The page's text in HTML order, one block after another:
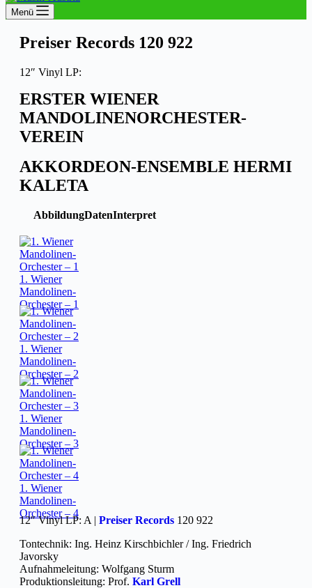
Menü
Preiser Records 120 922
12″ Vinyl LP:
ERSTER WIENER
MANDOLINENORCHESTER-
VEREIN
AKKORDEON-ENSEMBLE HERMI
KALETA
AbbildungDatenInterpret
1. Wiener
Mandolinen-
Orchester – 1
1. Wiener
Mandolinen-
Orchester – 2
1. Wiener
Mandolinen-
Orchester – 3
1. Wiener
Mandolinen-
Orchester – 4
12″ Vinyl LP: A | Preiser Records 120 922
Tontechnik: Ing. Heinz Kirschbichler / Ing. Friedrich
Javorsky
Aufnahmeleitung: Wolfgang Sturm
Produktionsleitung: Prof. Karl Grell